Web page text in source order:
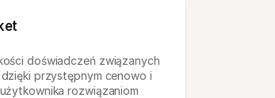
doświadczeń związanych
przystępnym cenowo i
rozwiązaniom